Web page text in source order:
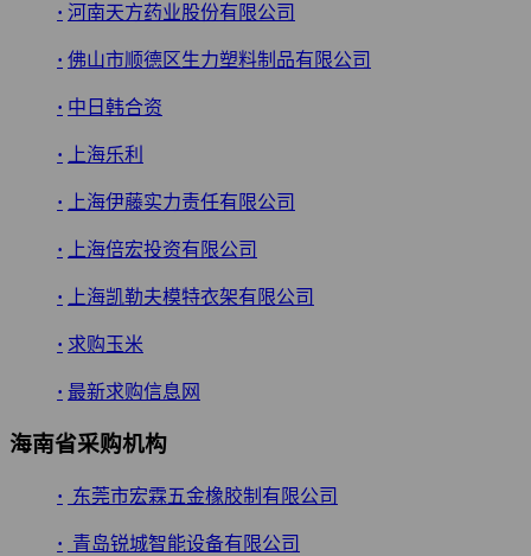
· 河南天方药业股份有限公司
· 佛山市顺德区生力塑料制品有限公司
· 中日韩合资
· 上海乐利
· 上海伊藤实力责任有限公司
· 上海倍宏投资有限公司
· 上海凯勒夫模特衣架有限公司
· 求购玉米
· 最新求购信息网
海南省采购机构
· 东莞市宏霖五金橡胶制有限公司
· 青岛锐城智能设备有限公司